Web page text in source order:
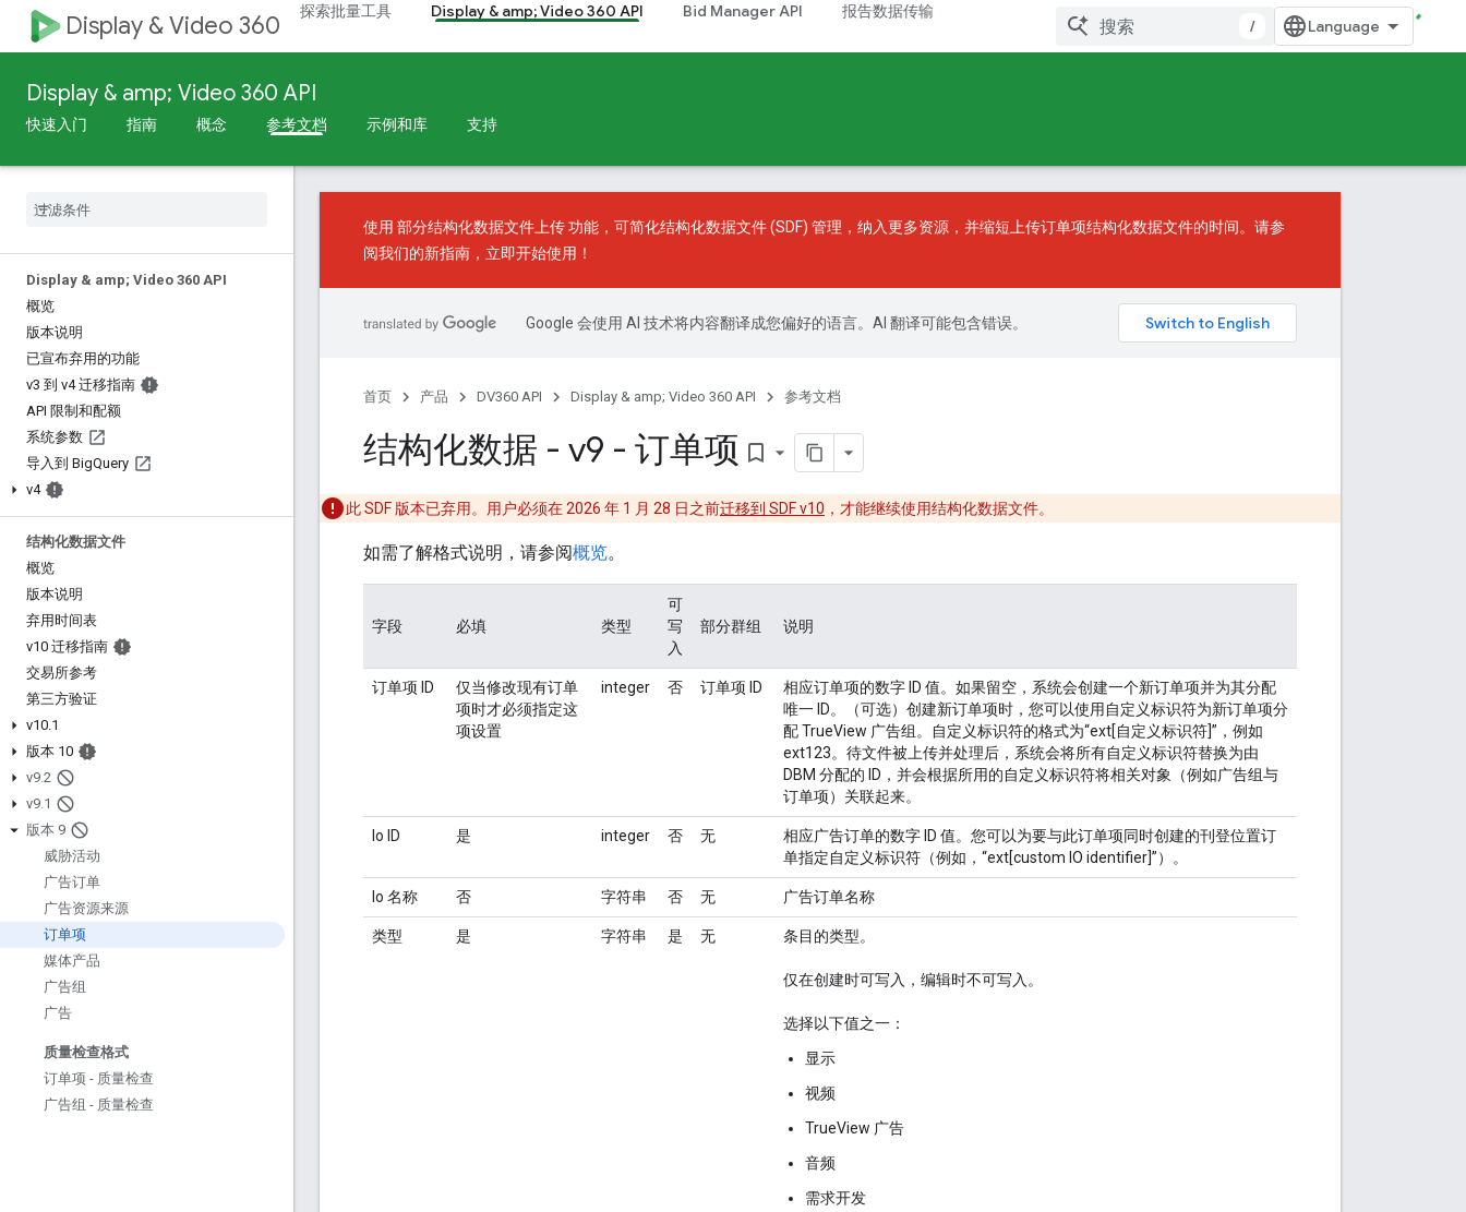
Display & Video 360 探索批量工具 Display & amp; Video 360 API Bid Manager API 报告数据传输
/
Display & amp; Video 360 API
快速入门 指南 概念 参考文档 示例和库 支持
Display & amp; Video 360 API
概览
版本说明
已宣布弃用的功能
v3 到 v4 迁移指南
API 限制和配额
系统参数
导入到 BigQuery
v4
结构化数据文件
概览
版本说明
弃用时间表
v10 迁移指南
交易所参考
第三方验证
v10.1
版本 10
v9.2
v9.1
版本 9
威胁活动
广告订单
广告资源来源
订单项
媒体产品
广告组
广告
质量检查格式
订单项 - 质量检查
广告组 - 质量检查
使用 部分结构化数据文件上传功能，可简化结构化数据文件 (SDF) 管理，纳入更多资源，并缩短上传订单项结构化数据文件的时间。请参
阅我们的新指南 ，立即开始使用！
Google 会使用 AI 技术将内容翻译成您偏好的语言。AI 翻译可能包含错误。
首页 产品 DV360 API Display & amp; Video 360 API 参考文档
结构化数据 - v9 - 订单项 bookmark_border
此 SDF 版本已弃用。用户必须在 2026 年 1 月 28 日之前迁移到 SDF v10 ，才能继续使用结构化数据文件。
如需了解格式说明，请参阅概览。
字段 必填 类型
可
写
入
部分群组 说明
订单项 ID
仅当修改现有订单
项时才必须指定这
项设置
integer 否 订单项 ID
相应订单项的数字 ID 值。如果留空，系统会创建一个新订单项并为其分配
唯一 ID。（可选）创建新订单项时，您可以使用自定义标识符为新订单项分
配 TrueView 广告组。自定义标识符的格式为“ext[自定义标识符]”，例如
ext123。待文件被上传并处理后，系统会将所有自定义标识符替换为由
DBM 分配的 ID，并会根据所用的自定义标识符将相关对象（例如广告组与
订单项）关联起来。
Io ID 是 integer 否 无
相应广告订单的数字 ID 值。您可以为要与此订单项同时创建的刊登位置订
单指定自定义标识符（例如，“ext[custom IO identifier]”）。
Io 名称 否 字符串 否 无 广告订单名称
类型 是 字符串 是 无 条目的类型。
仅在创建时可写入，编辑时不可写入。
选择以下值之一：
显示
视频
TrueView 广告
音频
需求开发